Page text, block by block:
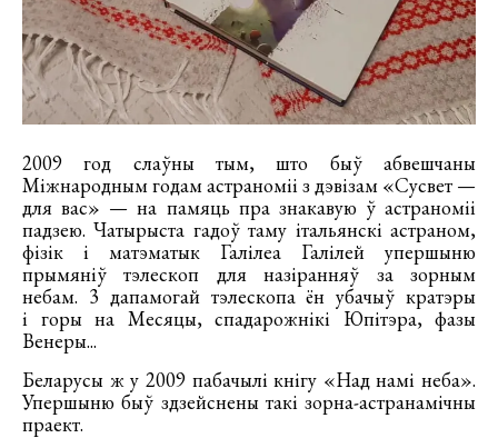
2009 год слаўны тым, што быў абвешчаны
Міжнародным годам астраноміі з дэвізам «Сусвет —
для вас» — на памяць пра знакавую ў астраноміі
падзею. Чатырыста гадоў таму італьянскі астраном,
фізік і матэматык Галілеа Галілей упершыню
прымяніў тэлескоп для назіранняў за зорным
небам. 3 дапамогай тэлескопа ён убачыў кратэры
і горы на Месяцы, спадарожнікі Юпітэра, фазы
Венеры...
Беларусы ж у 2009 пабачылі кнігу «Над намі неба».
Упершыню быў здзейснены такі зорна-астранамічны
праект.